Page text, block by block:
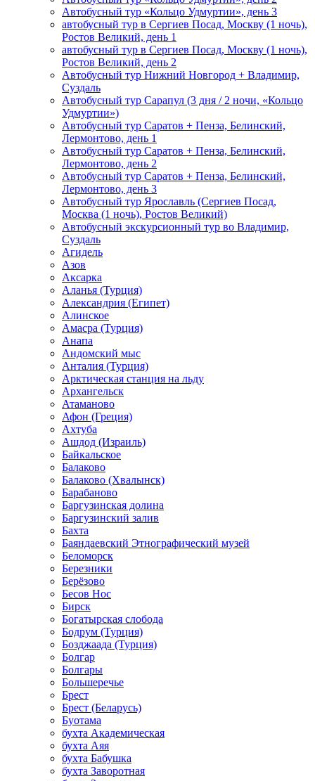
Автобусный тур «Кольцо Удмуртии», день 3
автобусный тур в Сергиев Посад, Москву (1 ночь),
Ростов Великий, день 1
автобусный тур в Сергиев Посад, Москву (1 ночь),
Ростов Великий, день 2
Автобусный тур Нижний Новгород + Владимир,
Суздаль
Автобусный тур Сарапул (3 дня / 2 ночи, «Кольцо
Удмуртии»)
Автобусный тур Саратов + Пенза, Белинский,
Лермонтово, день 1
Автобусный тур Саратов + Пенза, Белинский,
Лермонтово, день 2
Автобусный тур Саратов + Пенза, Белинский,
Лермонтово, день 3
Автобусный тур Ярославль (Сергиев Посад,
Москва (1 ночь), Ростов Великий)
Автобусный экскурсионный тур во Владимир,
Суздаль
Агидель
Азов
Аксарка
Аланья (Турция)
Александрия (Египет)
Алинское
Амасра (Турция)
Анапа
Андомский мыс
Анталия (Турция)
Арктическая станция на льду
Архангельск
Атаманово
Афон (Греция)
Ахтуба
Ашдод (Израиль)
Байкальское
Балаково
Балаково (Хвалынск)
Барабаново
Баргузинская долина
Баргузинский залив
Бахта
Баяндаевский Этнографический музей
Беломорск
Березники
Берёзово
Бесов Нос
Бирск
Богатырская слобода
Бодрум (Турция)
Бозджаада (Турция)
Болгар
Болгары
Большеречье
Брест
Брест (Беларусь)
Буотама
бухта Академическая
бухта Аяя
бухта Бабушка
бухта Заворотная